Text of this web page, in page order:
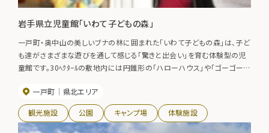
岩手県立児童館「いわて子どもの森」
一戸町・奥中山の美しいブナの林に囲まれた「いわて子どもの森」は、子ど
も達がさまざまな遊びを通して感じる「驚きと出会い」を育む体験型の児
童館です。30ﾍｸﾀｰﾙの敷地内には円錐形の「ハローハウス」や「ゴーゴーハ
り、子供も大人ものんびり、ゆったり楽しむことが出来ます。その他、宿泊・
会議・研修等にも利用可能です
一戸町 県北エリア
観光施設 公園 キャンプ場 体験施設